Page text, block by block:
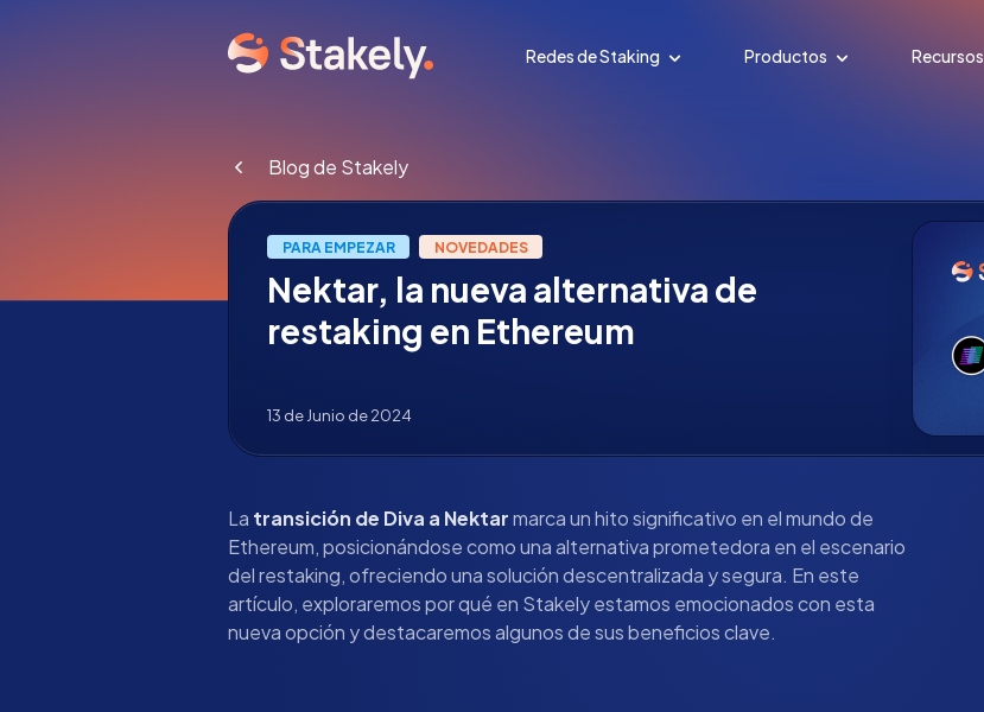
Redes de Staking Productos Recursos
Blog de Stakely
PARA EMPEZAR NOVEDADES
Nektar, la nueva alternativa de
restaking en Ethereum
13 de Junio de 2024
La transición de Diva a Nektarmarca un hito significativo en el mundo de
Ethereum, posicionándose como una alternativa prometedora en el escenario
del restaking, ofreciendo una solución descentralizada y segura. En este
artículo, exploraremos por qué en Stakely estamos emocionados con esta
nueva opción y destacaremos algunos de sus beneficios clave.